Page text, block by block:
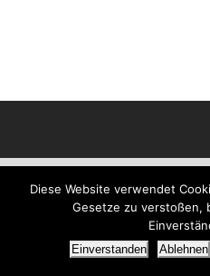
Diese Website verwendet
Gesetze zu verstoßen,
Einverstanden Ablehnen